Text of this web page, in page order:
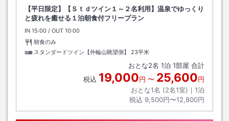
【平日限定】【Ｓｔｄツイン１～２名利用】温泉でゆっくり
と疲れを癒せる１泊朝食付フリープラン
IN チェックイン
15:00 / OUT チェックアウト
10:00
朝食のみ
スタンダードツイン【外輪山眺望側】
23平米
おとな2名 1泊 1部屋 合計
税込 19,000円 〜 25,600円
おとな1名 (2名1室)｜ 1泊
税込 9,500円〜12,800円